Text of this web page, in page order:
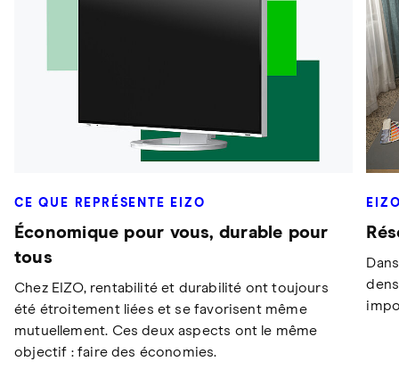
CE QUE REPRÉSENTE EIZO
Économique pour vous, durable pour
tous
Chez EIZO, rentabilité et durabilité ont toujours
été étroitement liées et se favorisent même
mutuellement. Ces deux aspects ont le même
objectif : faire des économies.